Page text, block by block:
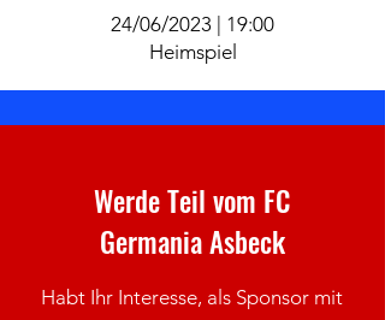
24/06/2023 | 19:00
Heimspiel
Werde Teil vom FC
Germania Asbeck
Habt Ihr Interesse, als Sponsor mit